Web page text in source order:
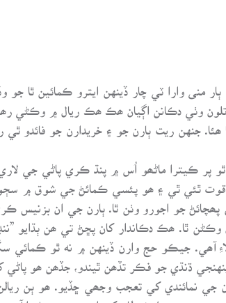
منى وارا ٽي چار ڏينهن ايترو ڪمائين ٿا
وٺي دڪانن اڳيان ھڪ ھڪ ريال ۾ وڪڻي رھيا
جنهن ريت ٻارن جو ۽ خريدارن جو فائدو ٿي
پر ڪيترا ماڻھو اُس ۾ پنڌ ڪري پاڻي جي لاري
ٿئي ٿي ۽ ھو پئسي ڪمائڻ جي شوق ۾ سڄو
جو اجورو وٺن ٿا. ٻارن جي ان بزنيس
وڪڻن ٿا. ھڪ دڪاندار کان پڇڻ تي ھن ٻڌايو
جيڪو حج وارن ڏينهن ۾ نه ٿو ڪمائي
ڌنڌي جو فڪر تڏھن ٿيندو، جڏھن ھو پاڻي
جي نمائندي کي تعجب وجھي ڇڏيو. ھو ٻن
پنهنجي چمپل شيطان کي اھو سوچي ھڻندا